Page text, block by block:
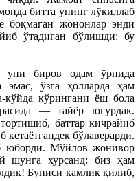
битта унинг лўкиллаб
жононлар энди
ўтадиган бўлишди: бу
уни биров одам ўрнида
эмас, ўзга ҳолларда ҳам
кўйда кўрингани ёш бола
— тайёр югурдак.
баттар кичрайиб
кетаётгандек бўлаверарди.
юборди. Мўйлов жонивор
шунга хурсанд: биз ҳам
Буниси камлик қилиб,